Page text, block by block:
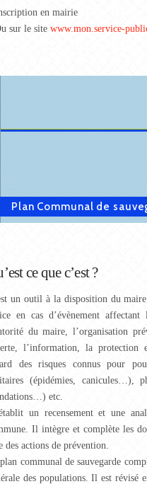
en mairie
sur le site www.mon.service-
Plan Communal de
ce que c’est ?
un outil à la disposition du
en cas d’évènement
du maire, l’organisation
l’information, la
des risques connus pour
(épidémies, canicules…),
etc.
un recensement et une
Il intègre et complète les
des actions de prévention.
communal de sauvegarde
des populations. Il est révisé